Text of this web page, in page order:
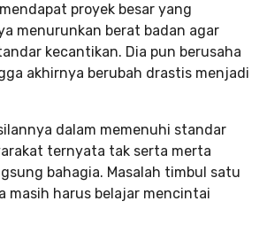
proyek besar yang
menurunkan berat badan agar
kecantikan. Dia pun berusaha
akhirnya berubah drastis menjadi
dalam memenuhi standar
ternyata tak serta merta
bahagia. Masalah timbul satu
masih harus belajar mencintai